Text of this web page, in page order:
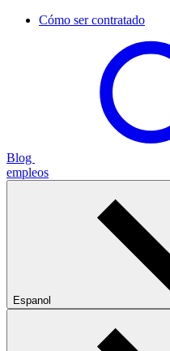
Cómo ser contratado
Blog
empleos
Espanol